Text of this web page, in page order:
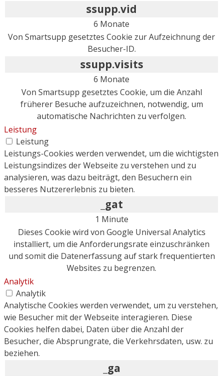
ssupp.vid
6 Monate
Von Smartsupp gesetztes Cookie zur Aufzeichnung der
Besucher-ID.
ssupp.visits
6 Monate
Von Smartsupp gesetztes Cookie, um die Anzahl
früherer Besuche aufzuzeichnen, notwendig, um
automatische Nachrichten zu verfolgen.
Leistung
Leistung
Leistungs-Cookies werden verwendet, um die wichtigsten
Leistungsindizes der Webseite zu verstehen und zu
analysieren, was dazu beiträgt, den Besuchern ein
besseres Nutzererlebnis zu bieten.
_gat
1 Minute
Dieses Cookie wird von Google Universal Analytics
installiert, um die Anforderungsrate einzuschränken
und somit die Datenerfassung auf stark frequentierten
Websites zu begrenzen.
Analytik
Analytik
Analytische Cookies werden verwendet, um zu verstehen,
wie Besucher mit der Webseite interagieren. Diese
Cookies helfen dabei, Daten über die Anzahl der
Besucher, die Absprungrate, die Verkehrsdaten, usw. zu
beziehen.
_ga